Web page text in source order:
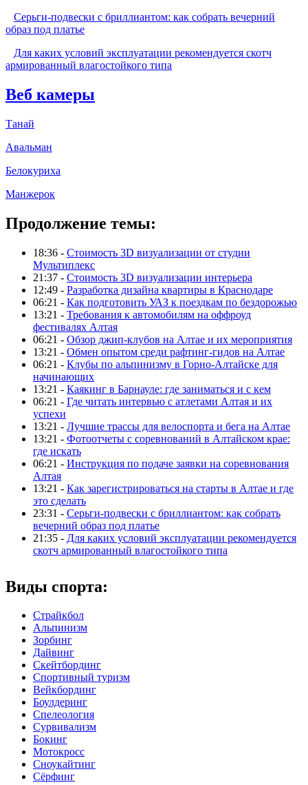
Серьги-подвески с бриллиантом: как собрать вечерний
образ под платье
Для каких условий эксплуатации рекомендуется скотч
армированный влагостойкого типа
Веб камеры
Танай
Авальман
Белокуриха
Манжерок
Продолжение темы:
18:36 - Стоимость 3D визуализации от студии
Мультиплекс
21:37 - Стоимость 3D визуализации интерьера
12:49 - Разработка дизайна квартиры в Краснодаре
06:21 - Как подготовить УАЗ к поездкам по бездорожью
13:21 - Требования к автомобилям на оффроуд
фестивалях Алтая
06:21 - Обзор джип-клубов на Алтае и их мероприятия
13:21 - Обмен опытом среди рафтинг-гидов на Алтае
06:21 - Клубы по альпинизму в Горно-Алтайске для
начинающих
13:21 - Каякинг в Барнауле: где заниматься и с кем
06:21 - Где читать интервью с атлетами Алтая и их
успехи
13:21 - Лучшие трассы для велоспорта и бега на Алтае
13:21 - Фотоотчеты с соревнований в Алтайском крае:
где искать
06:21 - Инструкция по подаче заявки на соревнования
Алтая
13:21 - Как зарегистрироваться на старты в Алтае и где
это сделать
23:31 - Серьги-подвески с бриллиантом: как собрать
вечерний образ под платье
21:35 - Для каких условий эксплуатации рекомендуется
скотч армированный влагостойкого типа
Виды спорта:
Страйкбол
Альпинизм
Зорбинг
Дайвинг
Скейтбординг
Спортивный туризм‎
Вейкбординг
Боулдеринг
Спелеология
Сурвивализм
Бокинг
Мотокросс
Сноукайтинг
Сёрфинг